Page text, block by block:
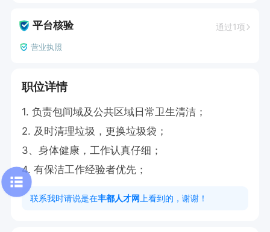
平台核验 通过1项
营业执照
职位详情
1. 负责包间域及公共区域日常卫生清洁；
2. 及时清理垃圾，更换垃圾袋；
3、身体健康，工作认真仔细；
4. 有保洁工作经验者优先；
联系我时请说是在丰都人才网 上看到的，谢谢！